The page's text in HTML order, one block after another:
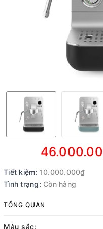
Tiết kiệm: 10.000.000₫
Tình trạng: Còn hàng
TỔNG QUAN
Màu sắc: